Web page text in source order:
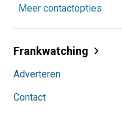
Meer contactopties
Frankwatching
Adverteren
Contact